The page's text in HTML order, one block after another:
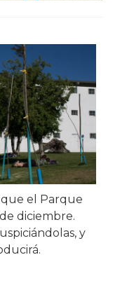
que el Parque
diciembre.
y